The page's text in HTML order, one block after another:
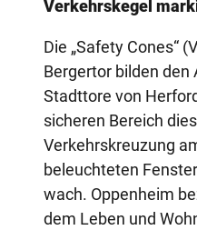
Verkehrskegel
Die „Safety Cones“
Bergertor bilden den
Stadttore von
sicheren Bereich
Verkehrskreuzung
beleuchteten
wach. Oppenheim
dem Leben und